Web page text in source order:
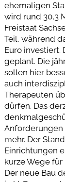
ehemaligen
wird rund 30,3
Freistaat
Teil, während
Euro investiert.
geplant. Die
sollen hier
auch
Therapeuten
dürfen. Das
mehr. Der
Einrichtungen
kurze Wege
Der neue Bau